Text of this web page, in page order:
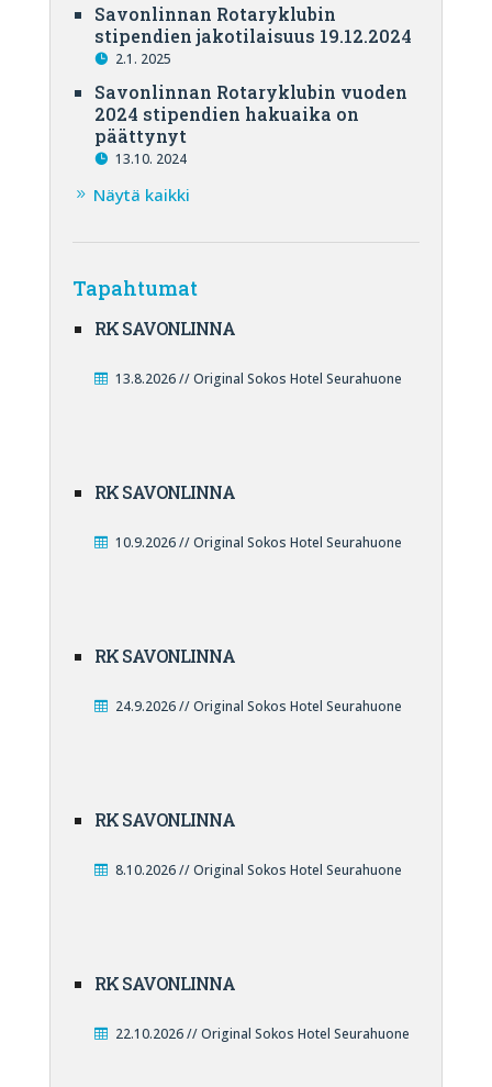
Savonlinnan Rotaryklubin
stipendien jakotilaisuus 19.12.2024
2.1. 2025
Savonlinnan Rotaryklubin vuoden
2024 stipendien hakuaika on
päättynyt
13.10. 2024
Näytä kaikki
Tapahtumat
RK SAVONLINNA
13.8.2026 // Original Sokos Hotel Seurahuone
RK SAVONLINNA
10.9.2026 // Original Sokos Hotel Seurahuone
RK SAVONLINNA
24.9.2026 // Original Sokos Hotel Seurahuone
RK SAVONLINNA
8.10.2026 // Original Sokos Hotel Seurahuone
RK SAVONLINNA
22.10.2026 // Original Sokos Hotel Seurahuone